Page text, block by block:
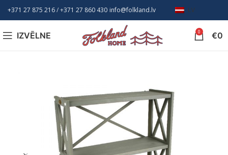
+371 27 875 216/ +371 27 860 430 info@folkland.lv LV
IZVĒLNE 0 €0